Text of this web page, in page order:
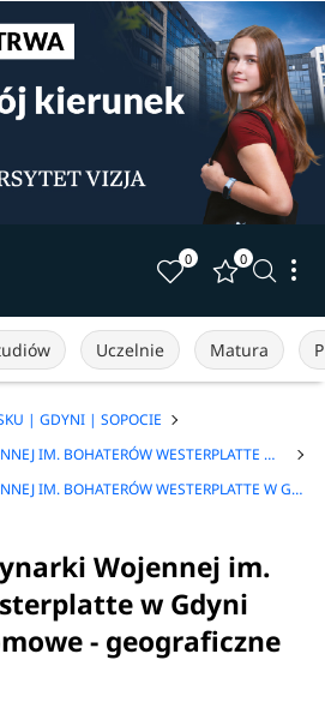
0 0
Uczelnie Matura
| GDYNI | SOPOCIE
AKADEMIA MARYNARKI WOJENNEJ IM. BOHATERÓW WESTERPLATTE W GDYNI
AKADEMIA MARYNARKI WOJENNEJ IM. BOHATERÓW WESTERPLATTE W GDYNI - STUDIA PODYPLOMOWE
Wojennej im.
w Gdyni
- geograficzne